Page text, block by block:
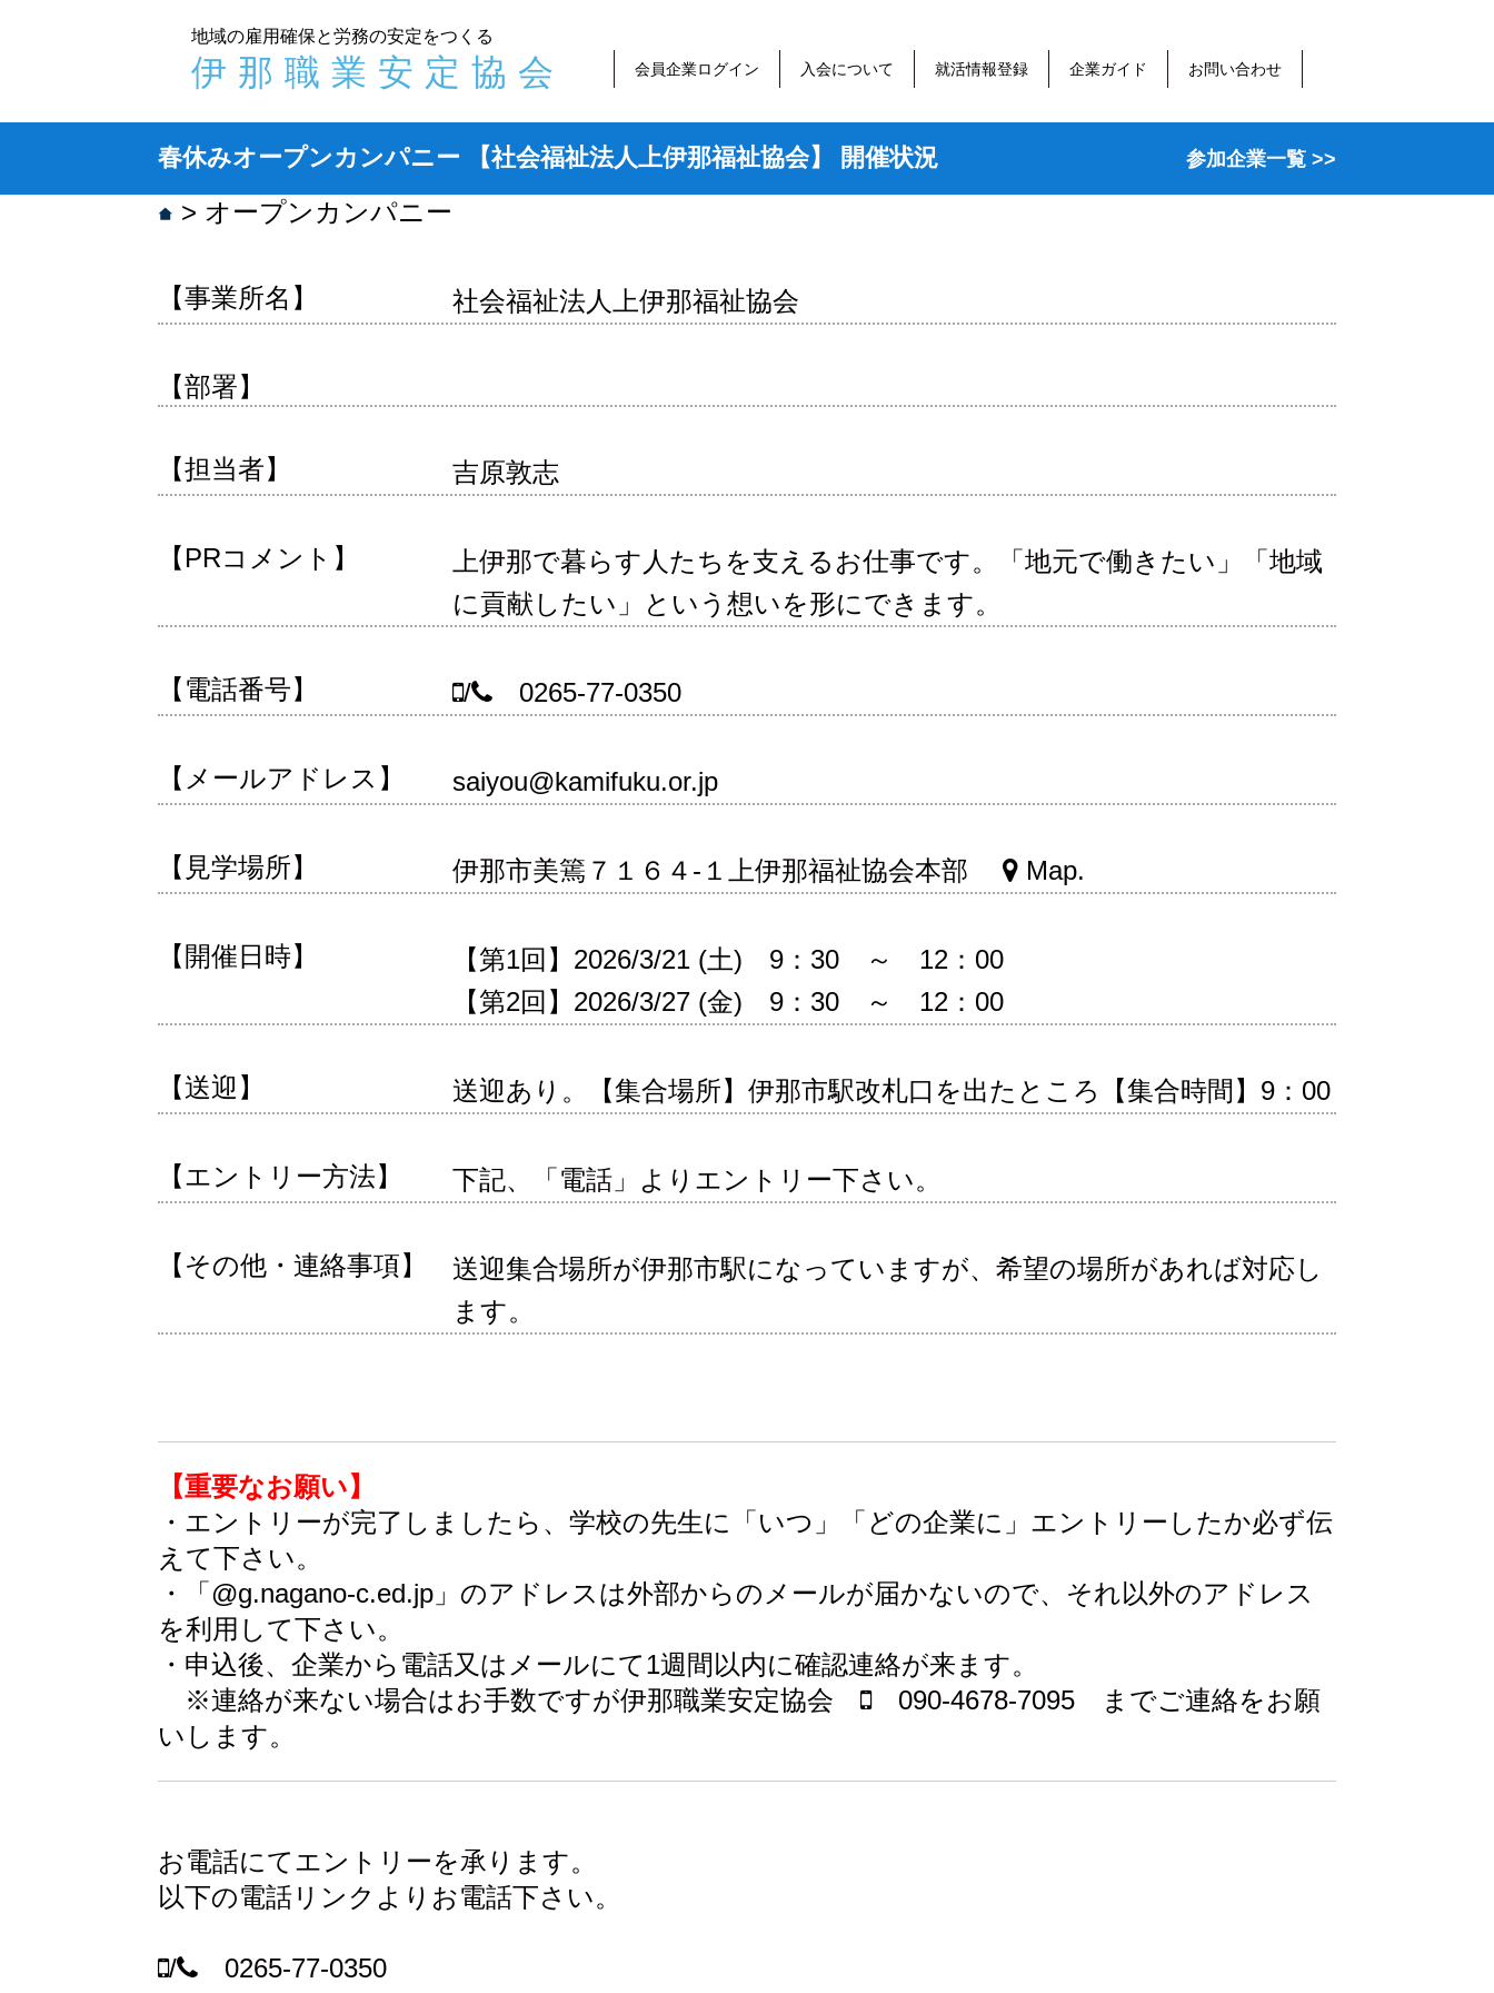
地域の雇用確保と労務の安定をつくる
伊那職業安定協会 会員企業ログイン 入会について 就活情報登録 企業ガイド お問い合わせ
春休みオープンカンパニー 【社会福祉法人上伊那福祉協会】 開催状況 参加企業一覧 >>
> オープンカンパニー
【事業所名】 社会福祉法人上伊那福祉協会
【部署】
【担当者】 吉原敦志
【PRコメント】
上伊那で暮らす人たちを支えるお仕事です。「地元で働きたい」「地域
に貢献したい」という想いを形にできます。
【電話番号】 / 0265-77-0350
【メールアドレス】 saiyou@kamifuku.or.jp
【見学場所】 伊那市美篶７１６４-１上伊那福祉協会本部 Map.
【開催日時】
【第1回】2026/3/21 (土) 9：30 ～ 12：00
【第2回】2026/3/27 (金) 9：30 ～ 12：00
【送迎】 送迎あり。【集合場所】伊那市駅改札口を出たところ【集合時間】9：00
【エントリー方法】 下記、「電話」よりエントリー下さい。
【その他・連絡事項】
送迎集合場所が伊那市駅になっていますが、希望の場所があれば対応し
ます。
【重要なお願い】
・エントリーが完了しましたら、学校の先生に「いつ」「どの企業に」エントリーしたか必ず伝
えて下さい。
・「@g.nagano-c.ed.jp」のアドレスは外部からのメールが届かないので、それ以外のアドレス
を利用して下さい。
・申込後、企業から電話又はメールにて1週間以内に確認連絡が来ます。
※連絡が来ない場合はお手数ですが伊那職業安定協会
090-4678-7095 までご連絡をお願
いします。
お電話にてエントリーを承ります。
以下の電話リンクよりお電話下さい。
/ 0265-77-0350